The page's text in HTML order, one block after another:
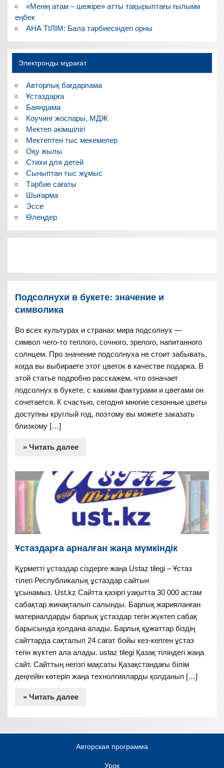
«Менің атам – шежіре» атты тақырыптағы ғылыми
еңбек
АНА ТІЛІМ: Бала тәрбиесіндегі орны
Электронды мұрағат
Авторлық бағдарлама
Ұстаздарға
Баяндама
Коучинг жоспары, МДЖ
Мектеп әкімшілігі
Мектептен тыс мекемелер
Оқу жылы
Стихи для детей
Сыныптан тыс жұмыс
Тәрбие сағаты
Шығарма
Эссе
Өлеңдер
Подсолнухи в букете: значение и
символика
Во всех культурах и странах мира подсолнух —
символ чего-то теплого, сочного, зрелого, напитанного
солнцем. Про значение подсолнуха не стоит забывать,
когда вы выбираете этот цветок в качестве подарка. В
этой статье подробно расскажем, что означает
подсолнух в букете, с какими фактурами и цветами он
сочетается. К счастью, сегодня многие сезонные цветы
доступны круглый год, поэтому вы можете заказать
близкому […]
» Читать далее
Ұстаздарға арналған жаңа мүмкіндік
Құрметті ұстаздар сіздерге жаңа Ustaz tilegi – Ұстаз
тілегі Республикалық ұстаздар сайтын
ұсынамыз. Ust.kz Сайтта қазіргі уақытта 30 000 астам
сабақтар жинақталып салынды. Барлық жарияланған
материалдарды барлық ұстаздар тегін жүктеп сабақ
барысында қолдана алады. Барлық құжаттар біздің
сайттарда сақталып 24 сағат бойы кез-келген ұстаз
тегін жүктеп ала алады. ustaz tilegi Қазақ тіліндегі жаңа
сайт. Сайттың негізгі мақсаты Қазақстандағы білім
деңгейін көтеріп жаңа технолгияларды қолданып […]
» Читать далее
Авторская программа
Урок